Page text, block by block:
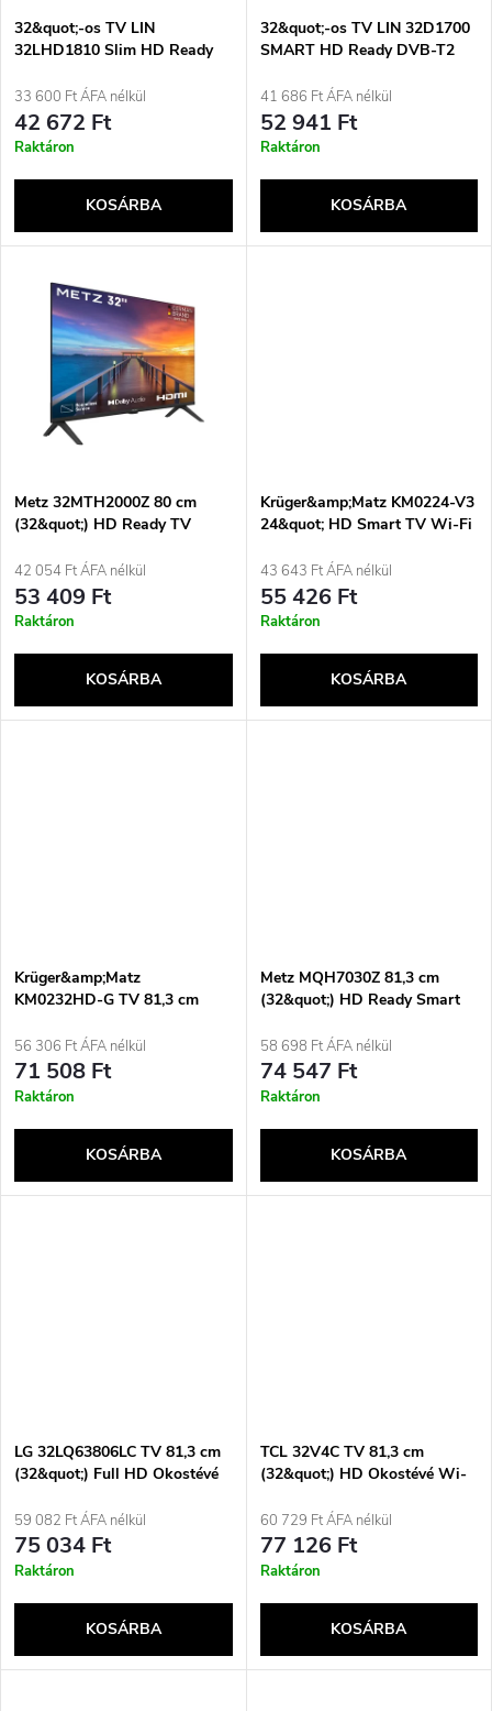
e
k
r
n
é
s
e
é
k
e
k
l
j
a
32&quot;-os TV LIN
32LHD1810 Slim HD Ready
33 600 Ft ÁFA nélkül
42 672 Ft
Raktáron
KOSÁRBA
32&quot;-os TV LIN 32D1700
SMART HD Ready DVB-T2
41 686 Ft ÁFA nélkül
52 941 Ft
Raktáron
KOSÁRBA
Metz 32MTH2000Z 80 cm
(32&quot;) HD Ready TV
42 054 Ft ÁFA nélkül
53 409 Ft
Raktáron
KOSÁRBA
Krüger&amp;Matz KM0224-V3
24&quot; HD Smart TV Wi-Fi
43 643 Ft ÁFA nélkül
55 426 Ft
Raktáron
KOSÁRBA
Krüger&amp;Matz
KM0232HD-G TV 81,3 cm
Fi Fekete
56 306 Ft ÁFA nélkül
71 508 Ft
Raktáron
KOSÁRBA
Metz MQH7030Z 81,3 cm
(32&quot;) HD Ready Smart
58 698 Ft ÁFA nélkül
74 547 Ft
Raktáron
KOSÁRBA
LG 32LQ63806LC TV 81,3 cm
(32&quot;) Full HD Okostévé
59 082 Ft ÁFA nélkül
75 034 Ft
Raktáron
KOSÁRBA
TCL 32V4C TV 81,3 cm
(32&quot;) HD Okostévé Wi-
60 729 Ft ÁFA nélkül
77 126 Ft
Raktáron
KOSÁRBA